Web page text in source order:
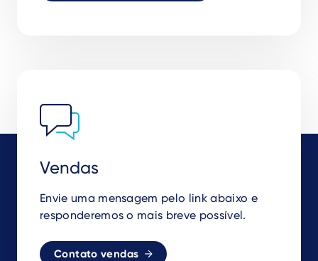
Vendas
Envie uma mensagem pelo link abaixo e
responderemos o mais breve possível.
Contato vendas